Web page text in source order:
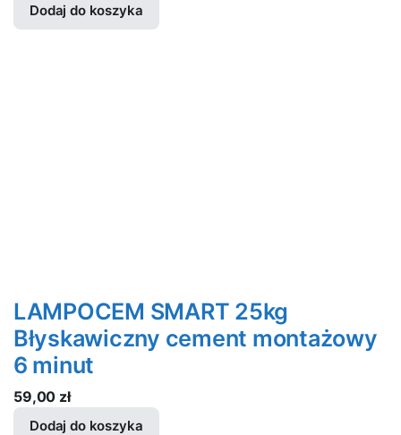
Dodaj do koszyka
LAMPOCEM SMART 25kg
Błyskawiczny cement montażowy
6 minut
59,00 zł
Dodaj do koszyka